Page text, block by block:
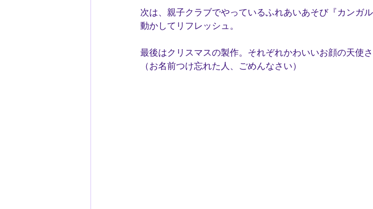
次は、親子クラブでやっているふれあいあそび『カンガ
動かしてリフレッシュ。
最後はクリスマスの製作。それぞれかわいいお顔の天使
（お名前つけ忘れた人、ごめんなさい）